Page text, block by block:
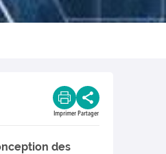
Imprimer Partager
des